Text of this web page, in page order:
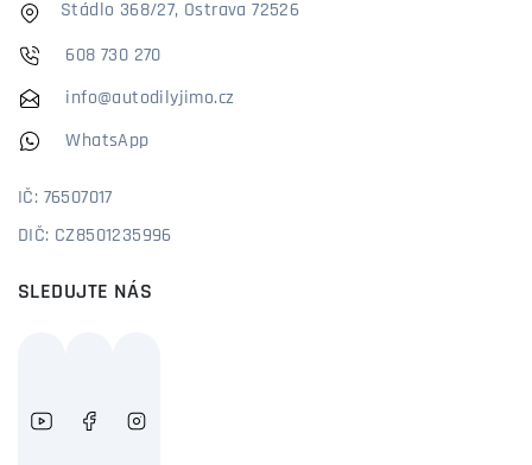
Stádlo 368/27, Ostrava 72526
608 730 270
info@autodilyjimo.cz
WhatsApp
IČ: 76507017
DIČ: CZ8501235996
SLEDUJTE NÁS